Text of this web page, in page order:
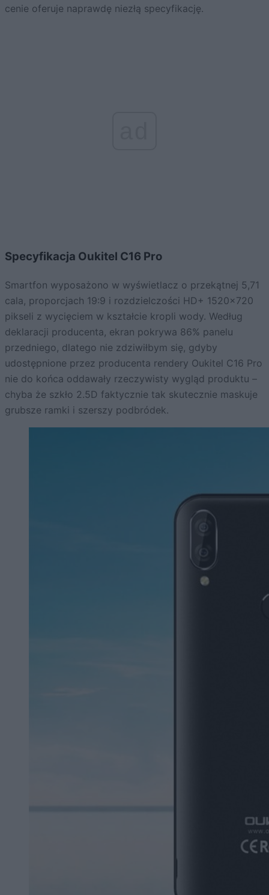
cenie oferuje naprawdę niezłą specyfikację.
Specyfikacja Oukitel C16 Pro
Smartfon wyposażono w wyświetlacz o przekątnej 5,71
cala, proporcjach 19:9 i rozdzielczości HD+ 1520×720
pikseli z wycięciem w kształcie kropli wody. Według
deklaracji producenta, ekran pokrywa 86% panelu
przedniego, dlatego nie zdziwiłbym się, gdyby
udostępnione przez producenta rendery Oukitel C16 Pro
nie do końca oddawały rzeczywisty wygląd produktu –
chyba że szkło 2.5D faktycznie tak skutecznie maskuje
grubsze ramki i szerszy podbródek.